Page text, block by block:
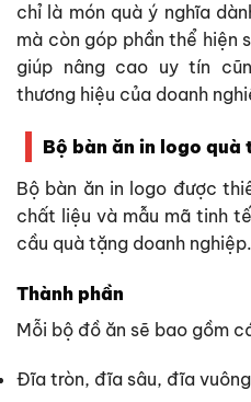
chỉ là món quà ý nghĩa
mà còn góp phần thể hiện
giúp nâng cao uy tín
thương hiệu của doanh
Bộ bàn ăn in logo quà
Bộ bàn ăn in logo được
chất liệu và mẫu mã tinh
cầu quà tặng doanh nghiệp.
Thành phần
Mỗi bộ đồ ăn sẽ bao gồm
Đĩa tròn, đĩa sâu, đĩa